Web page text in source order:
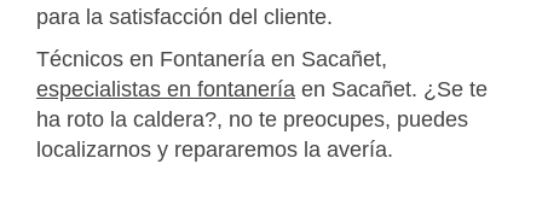
para la satisfacción del cliente.
Técnicos en Fontanería en Sacañet,
especialistas en fontanería en Sacañet. ¿Se te
ha roto la caldera?, no te preocupes, puedes
localizarnos y repararemos la avería.